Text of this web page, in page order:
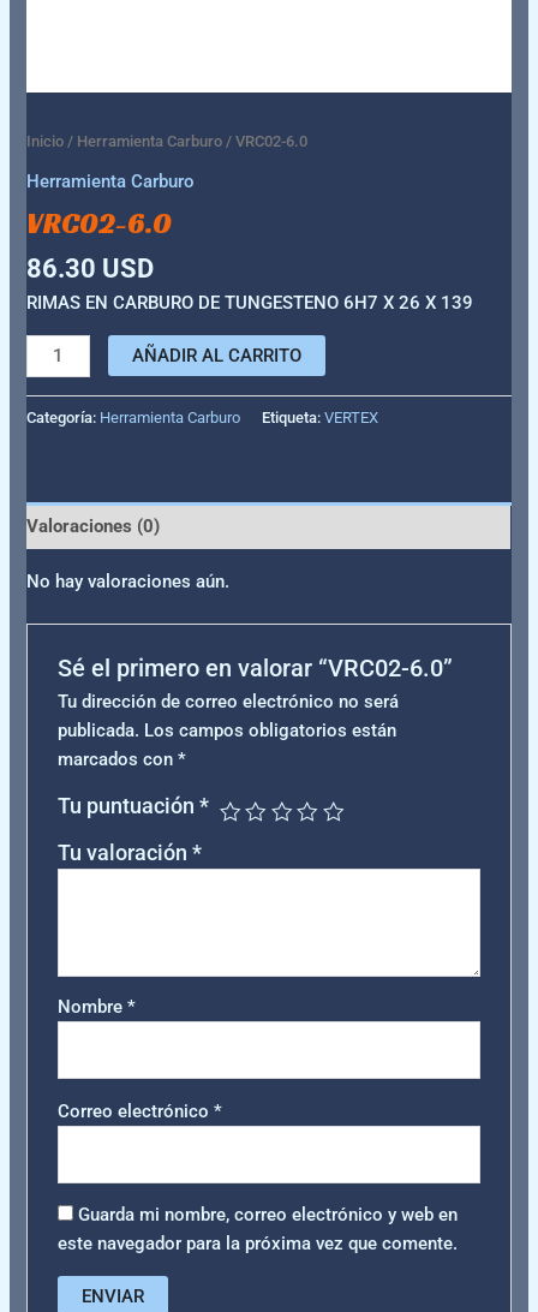
Inicio / Herramienta Carburo / VRC02-6.0
Herramienta Carburo
VRC02-6.0
86.30 USD
RIMAS EN CARBURO DE TUNGESTENO 6H7 X 26 X 139
AÑADIR AL CARRITO
Categoría: Herramienta Carburo Etiqueta:VERTEX
Valoraciones (0)
No hay valoraciones aún.
Sé el primero en valorar “VRC02-6.0”
Tu dirección de correo electrónico no será
publicada. Los campos obligatorios están
marcados con *
Tu puntuación *
Tu valoración *
Nombre *
Correo electrónico *
Guarda mi nombre, correo electrónico y web en
este navegador para la próxima vez que comente.